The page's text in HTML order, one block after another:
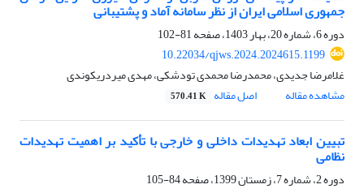
جمهوری اسلامی ایران از نظر سامانه آماد و پشتیبانی
دوره 6، شماره 20، بهار 1403، صفحه
81-102
10.22034/qjws.2024.2024615.1199
غلامرضا جدیدی، محمدرضا محمدی تودشکی، مهدی میردریکوندی
مشاهده مقاله
اصل مقاله 570.41 K
تبیین ابعاد تهدیدات داخلی و خارجی با تأکید بر اهمیت تهدیدات
نظامی
دوره 2، شماره 7، زمستان 1399، صفحه
84-105